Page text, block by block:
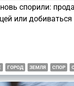
спорили:
или
ГОРОД ЗЕМЛЯ СПОР